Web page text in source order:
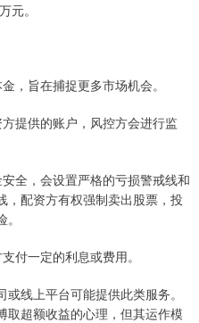
元。
，旨在捕捉更多市场机会。
提供的账户，风控方会进行监
全，会设置严格的亏损警戒线和
，配资方有权强制卖出股票，投
付一定的利息或费用。
线上平台可能提供此类服务。
取超额收益的心理，但其运作模